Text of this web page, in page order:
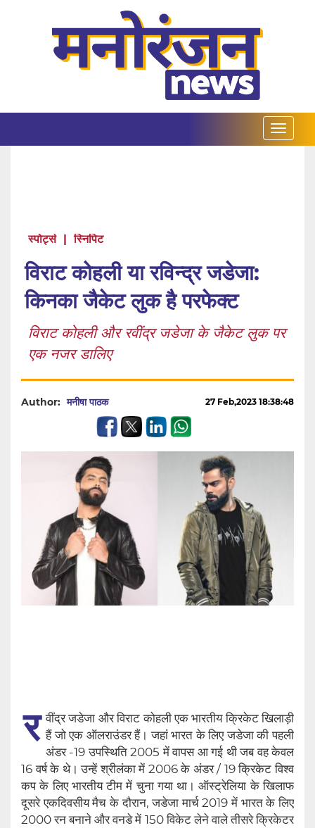
स्पोर्ट्स | स्निपिट
विराट कोहली या रविन्द्र जडेजा:
किनका जैकेट लुक है परफेक्ट
विराट कोहली और रवींद्र जडेजा के जैकेट लुक पर
एक नजर डालिए
Author: मनीषा पाठक 27 Feb,2023 18:38:48
र वींद्र जडेजा और विराट कोहली एक भारतीय क्रिकेट खिलाड़ी
हैं जो एक ऑलराउंडर हैं। जहां भारत के लिए जडेजा की पहली
अंडर -19 उपस्थिति 2005 में वापस आ गई थी जब वह केवल
16 वर्ष के थे। उन्हें श्रीलंका में 2006 के अंडर / 19 क्रिकेट विश्व
कप के लिए भारतीय टीम में चुना गया था। ऑस्ट्रेलिया के खिलाफ
दूसरे एकदिवसीय मैच के दौरान, जडेजा मार्च 2019 में भारत के लिए
2000 रन बनाने और वनडे में 150 विकेट लेने वाले तीसरे क्रिकेटर